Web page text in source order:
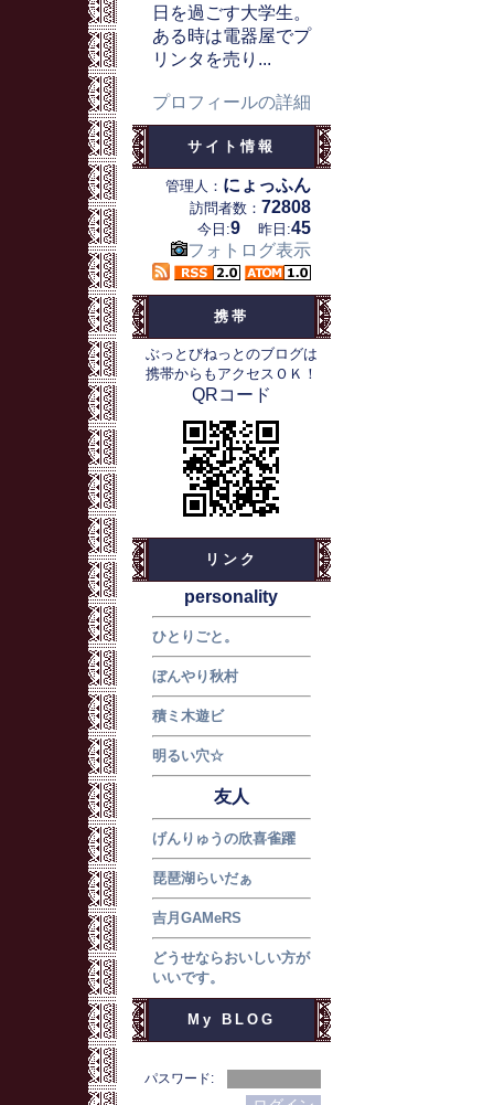
日を過ごす大学生。
ある時は電器屋でプ
リンタを売り...
プロフィールの詳細
サイト情報
管理人： にょっふん
訪問者数： 72808
今日:9 昨日:45
フォトログ表示
携帯
ぶっとびねっとのブログは
携帯からもアクセスＯＫ！
QRコード
リンク
personality
ひとりごと。
ぼんやり秋村
積ミ木遊ビ
明るい穴☆
友人
げんりゅうの欣喜雀躍
琵琶湖らいだぁ
吉月GAMeRS
どうせならおいしい方が
いいです。
My BLOG
パスワード: